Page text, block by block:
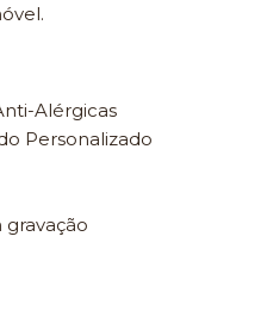
Alérgicas
Personalizado